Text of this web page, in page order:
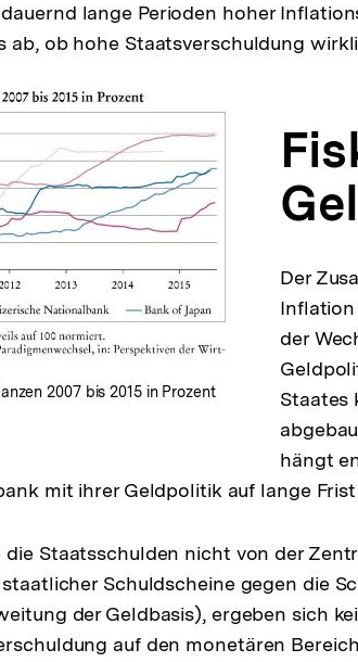
lange Perioden hoher
ab, ob hohe Staatsverschuldung
2007 bis 2015 in Prozent
Der
der
Staates
hängt
mit ihrer Geldpolitik auf lange
die Staatsschulden nicht von der
Schuldscheine gegen die
der Geldbasis), ergeben sich
auf den monetären